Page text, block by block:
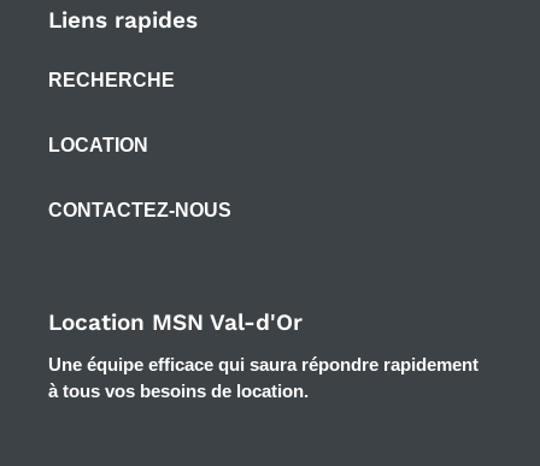
Liens rapides
RECHERCHE
LOCATION
CONTACTEZ-NOUS
Location MSN Val-d'Or
Une équipe efficace qui saura répondre rapidement
à tous vos besoins de location.